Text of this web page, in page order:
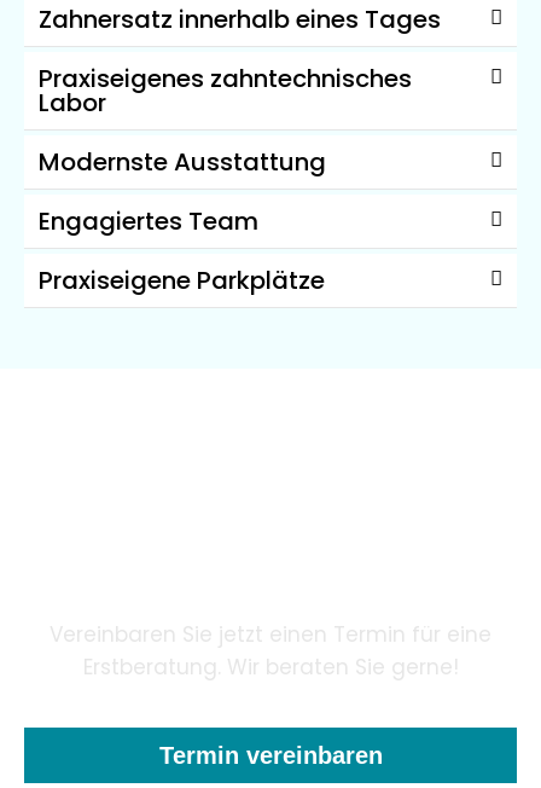
Zahnersatz innerhalb eines Tages
Praxiseigenes zahntechnisches
Labor
Modernste Ausstattung
Engagiertes Team
Praxiseigene Parkplätze
Vereinbaren Sie jetzt einen Termin für eine
Erstberatung. Wir beraten Sie gerne!
Termin vereinbaren